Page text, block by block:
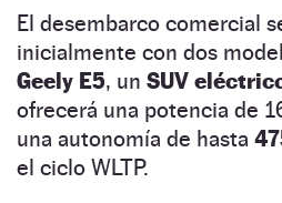
El desembarco comercial
inicialmente con dos
Geely E5, un SUV
ofrecerá una potencia de
una autonomía de hasta
el ciclo WLTP.